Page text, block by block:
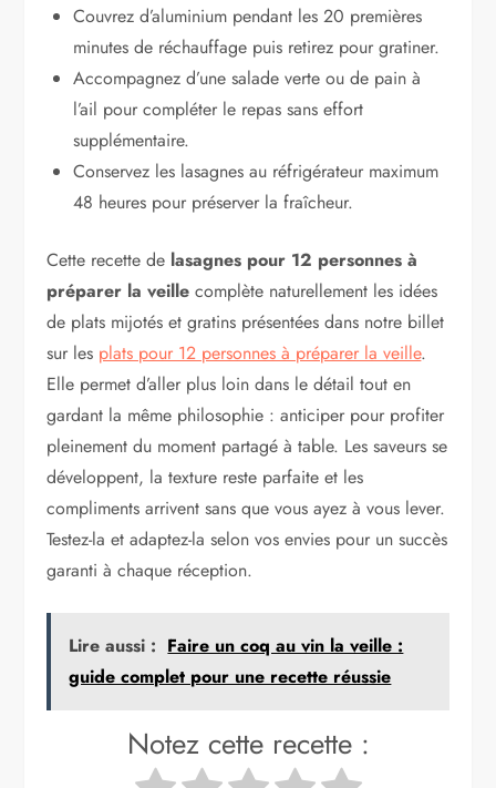
Couvrez d’aluminium pendant les 20 premières
minutes de réchauffage puis retirez pour gratiner.
Accompagnez d’une salade verte ou de pain à
l’ail pour compléter le repas sans effort
supplémentaire.
Conservez les lasagnes au réfrigérateur maximum
48 heures pour préserver la fraîcheur.
Cette recette de lasagnes pour 12 personnes à
préparer la veille complète naturellement les idées
de plats mijotés et gratins présentées dans notre billet
sur les plats pour 12 personnes à préparer la veille.
Elle permet d’aller plus loin dans le détail tout en
gardant la même philosophie : anticiper pour profiter
pleinement du moment partagé à table. Les saveurs se
développent, la texture reste parfaite et les
compliments arrivent sans que vous ayez à vous lever.
Testez-la et adaptez-la selon vos envies pour un succès
garanti à chaque réception.
Lire aussi : Faire un coq au vin la veille :
guide complet pour une recette réussie
Notez cette recette :